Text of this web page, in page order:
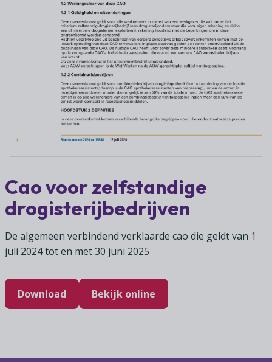
Agenda
Contact
Inloggen
Zoeken
Koken en tafelen
Zoetwarenwinkels
Speelgoed, hobby- en feestartikelen
Branchecijfers
Fiscaal advies
Tarieven en voorwaarden
Diensten
Kennis & inspiratie
Ledenvoordeel
Publicatieoverzicht
Besturen
Statuten
Ons team
Vacatures
Partners
Jaarverslag
Pers
Agenda
Cao voor zelfstandige
drogisterijbedrijven
De algemeen verbindend verklaarde cao die geldt van 1
juli 2024 tot en met 30 juni 2025
Download Bekijk online